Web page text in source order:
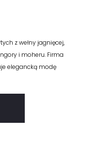
z wełny jagnięcej,
i moheru. Firma
elegancką modę